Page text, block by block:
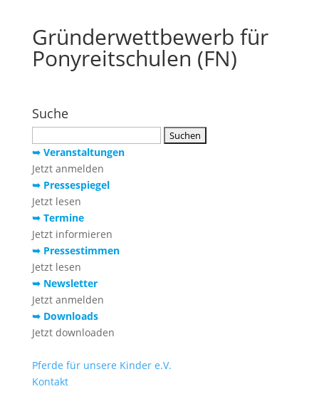
Gründerwettbewerb für
Ponyreitschulen (FN)
Suche
nach:
➥ Veranstaltungen
Jetzt anmelden
➥ Pressespiegel
Jetzt lesen
➥ Termine
Jetzt informieren
➥ Pressestimmen
Jetzt lesen
➥ Newsletter
Jetzt anmelden
➥ Downloads
Jetzt downloaden
Pferde für unsere Kinder e.V.
Kontakt